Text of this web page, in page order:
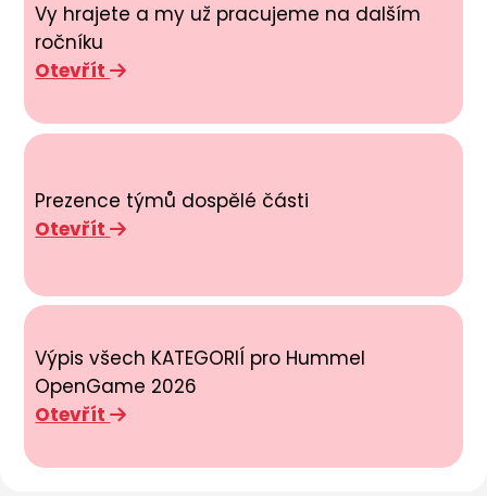
Vy hrajete a my už pracujeme na dalším
ročníku
Otevřít
Prezence týmů dospělé části
Otevřít
Výpis všech KATEGORIÍ pro Hummel
OpenGame 2026
Otevřít